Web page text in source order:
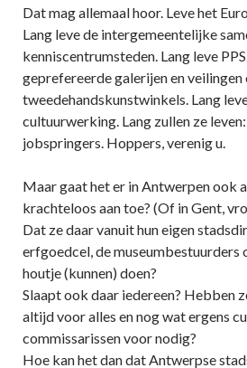
Dat mag allemaal hoor. Leve het
Lang leve de intergemeentelijke
kenniscentrumsteden. Lang leve
geprefereerde galerijen en veilingen
tweedehandskunstwinkels. Lang
cultuurwerking. Lang zullen ze
jobspringers. Hoppers, verenig u.
Maar gaat het er in Antwerpen ook
krachteloos aan toe? (Of in Gent,
Dat ze daar vanuit hun eigen
erfgoedcel, de museumbestuurders
houtje (kunnen) doen?
Slaapt ook daar iedereen? Hebben
altijd voor alles en nog wat ergens
commissarissen voor nodig?
Hoe kan het dan dat Antwerpse